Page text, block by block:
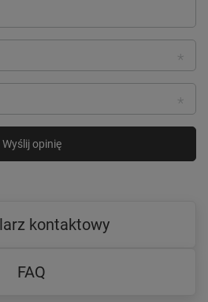
modyfikacji i
Wyślij opinię
kontaktowy
FAQ